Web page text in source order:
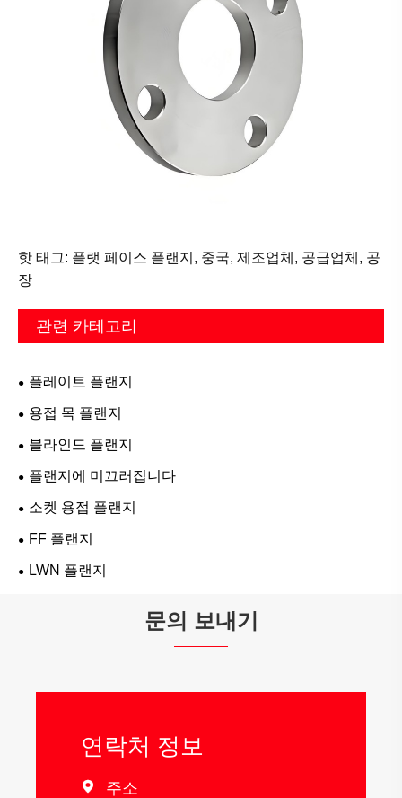
핫 태그: 플랫 페이스 플랜지, 중국, 제조업체, 공급업체, 공
장
관련 카테고리
플레이트 플랜지
용접 목 플랜지
블라인드 플랜지
플랜지에 미끄러집니다
소켓 용접 플랜지
FF 플랜지
LWN 플랜지
문의 보내기
연락처 정보
 주소